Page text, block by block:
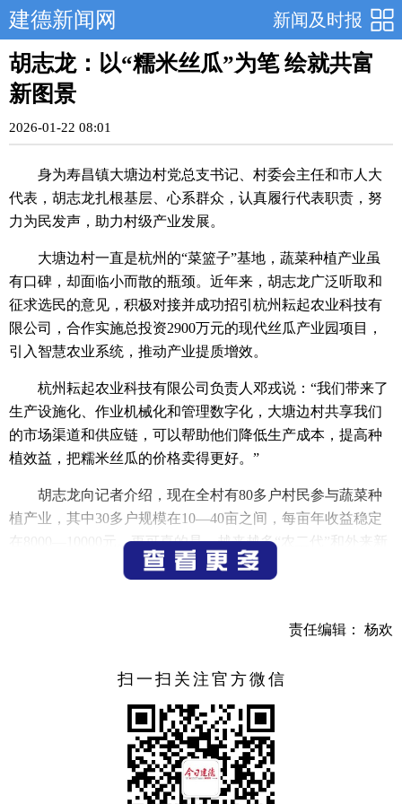
新闻及时报
建德新闻网
胡志龙：以“糯米丝瓜”为笔 绘就共富
新图景
2026-01-22 08:01
身为寿昌镇大塘边村党总支书记、村委会主任和市人大
代表，胡志龙扎根基层、心系群众，认真履行代表职责，努
力为民发声，助力村级产业发展。
大塘边村一直是杭州的“菜篮子”基地，蔬菜种植产业虽
有口碑，却面临小而散的瓶颈。近年来，胡志龙广泛听取和
征求选民的意见，积极对接并成功招引杭州耘起农业科技有
限公司，合作实施总投资2900万元的现代丝瓜产业园项目，
引入智慧农业系统，推动产业提质增效。
杭州耘起农业科技有限公司负责人邓戎说：“我们带来了
生产设施化、作业机械化和管理数字化，大塘边村共享我们
的市场渠道和供应链，可以帮助他们降低生产成本，提高种
植效益，把糯米丝瓜的价格卖得更好。”
胡志龙向记者介绍，现在全村有80多户村民参与蔬菜种
植产业，其中30多户规模在10—40亩之间，每亩年收益稳定
在8000—10000元。更可喜的是，越来越多“农二代”和外来新
农人加入，给村庄带来了新理念、新活力。
亩，产品主要销往杭州、衢州等批发市场，初步形成“产销两
下一步，将以打造“糯米丝瓜”区域公共品牌为目标，丰富种
农业、休闲体验、电商销售等多元功能拓展，让丝瓜真正成
为村民持续增收的“共富产业”。
与此同时，经过调研，胡志龙在市人代会上提交了《关
责任编辑： 杨欢
扫一扫关注官方微信